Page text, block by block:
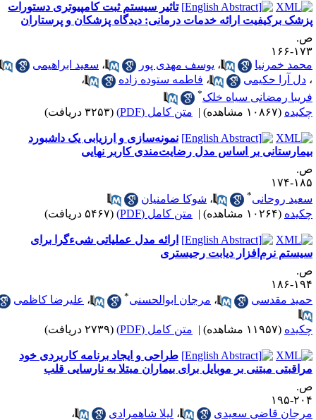
تاثیر سیستم ثبت کامپیوتری دستورات
برکیفیت ارائه خدمات درمانی: دیدگاه پزشکان و پرستاران
۱۶۶
خمرنیا
،یوسف مهدی پور ،سعید ابراهیمی
دل آرا حکیمی ،فاطمه ستوده زاده
،
رمضانی سیاه خلک*
(۱۰۸۶۷ مشاهده) | متن کامل (PDF) (۳۲۵۳ دریافت)
نمونه‌سازی و ارزیابی یک داشبورد
بر اساس مدل رضایت‌مندی کاربر نهایی
۱۷۴
روحانی
،شوکا ضامنیان
(۱۰۲۶۴ مشاهده) | متن کامل (PDF) (۵۴۶۷ دریافت)
ارائه مدل عملیاتی شی‌ءگرا برای
نرم‌افزار دیابت رجیستری
۱۸۶
مقدسی
،مرجان ابوالحسنی ،علیرضا کاظمی
(۱۱۹۵۷ مشاهده) | متن کامل (PDF) (۲۷۳۹ دریافت)
طراحی و ایجاد برنامه کاربردی خود
مبتنی بر موبایل برای بیماران مبتلا به نارسایی قلب
۱۹۵
قاضی سعیدی
،لیلا شاهمرادی
،